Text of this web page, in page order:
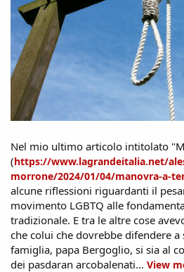
Nel mio ultimo articolo intitolato
(https://www.lagrandeitalia.net/
morrone/2024/01/04/manovra-a-
alcune riflessioni riguardanti il
movimento LGBTQ alle
tradizionale. E tra le altre cose
che colui che dovrebbe difendere a
famiglia, papa Bergoglio, si sia al
dei pasdaran arcobalenati... View